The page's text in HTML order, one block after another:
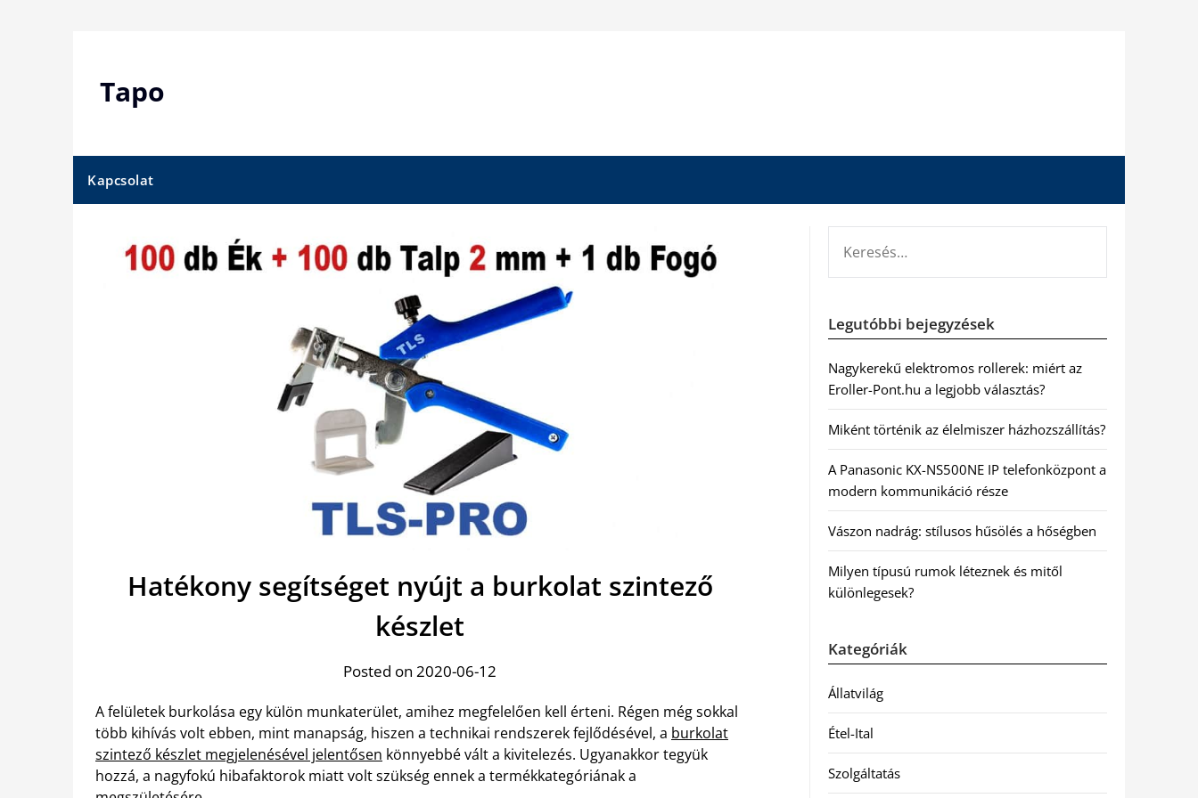
Tapo
Kapcsolat
Hatékony segítséget nyújt a burkolat szintező
készlet
Posted on 2020-06-12
A felületek burkolása egy külön munkaterület, amihez megfelelően kell érteni. Régen még sokkal
több kihívás volt ebben, mint manapság, hiszen a technikai rendszerek fejlődésével, a burkolat
szintező készlet megjelenésével jelentősen könnyebbé vált a kivitelezés. Ugyanakkor tegyük
hozzá, a nagyfokú hibafaktorok miatt volt szükség ennek a termékkategóriának a
Legutóbbi bejegyzések
Nagykerekű elektromos rollerek: miért az
Eroller-Pont.hu a legjobb választás?
Miként történik az élelmiszer házhozszállítás?
A Panasonic KX-NS500NE IP telefonközpont a
modern kommunikáció része
Vászon nadrág: stílusos hűsölés a hőségben
Milyen típusú rumok léteznek és mitől
különlegesek?
Kategóriák
Állatvilág
Étel-Ital
Szolgáltatás